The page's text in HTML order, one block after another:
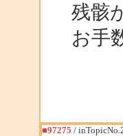
残骸
お手
■97275 /